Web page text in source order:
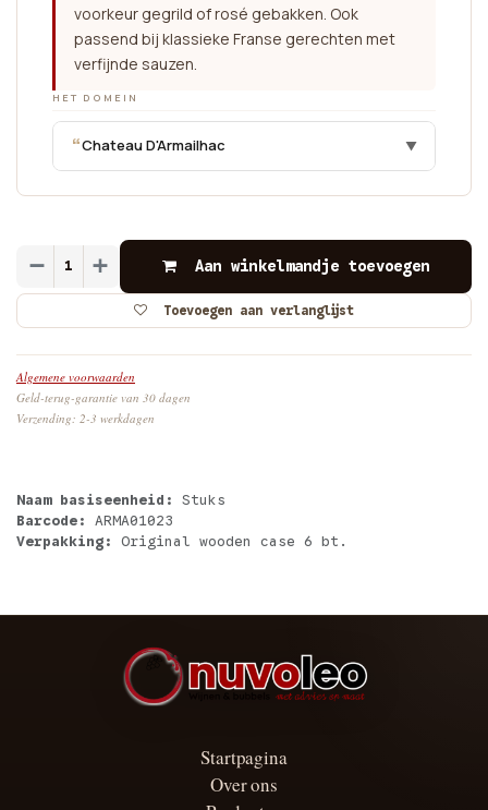
voorkeur gegrild of rosé gebakken. Ook
passend bij klassieke Franse gerechten met
verfijnde sauzen.
HET DOMEIN
“Chateau D'Armailhac ▼
Aan winkelmandje toevoegen
Toevoegen aan verlanglijst
Algemene voorwaarden
Geld-terug-garantie van 30 dagen
Verzending: 2-3 werkdagen
Naam basiseenheid: Stuks
Barcode: ARMA01023
Verpakking: Original wooden case 6 bt.
Startpagina
Over ons